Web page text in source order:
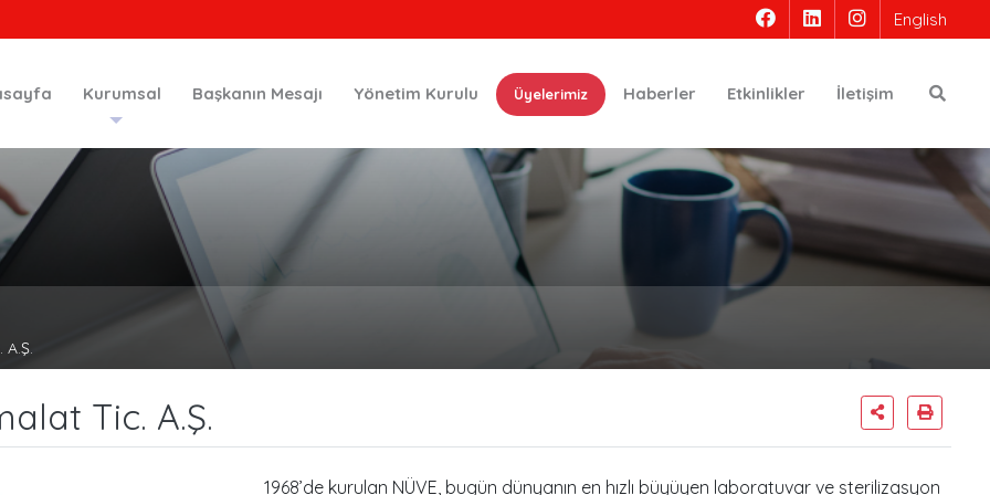
English
Kurumsal Başkanın Mesajı Yönetim Kurulu Üyelerimiz Haberler Etkinlikler İletişim
Tic. A.Ş.
1968’de kurulan NÜVE, bugün dünyanın en hızlı büyüyen laboratuvar ve sterilizasyon